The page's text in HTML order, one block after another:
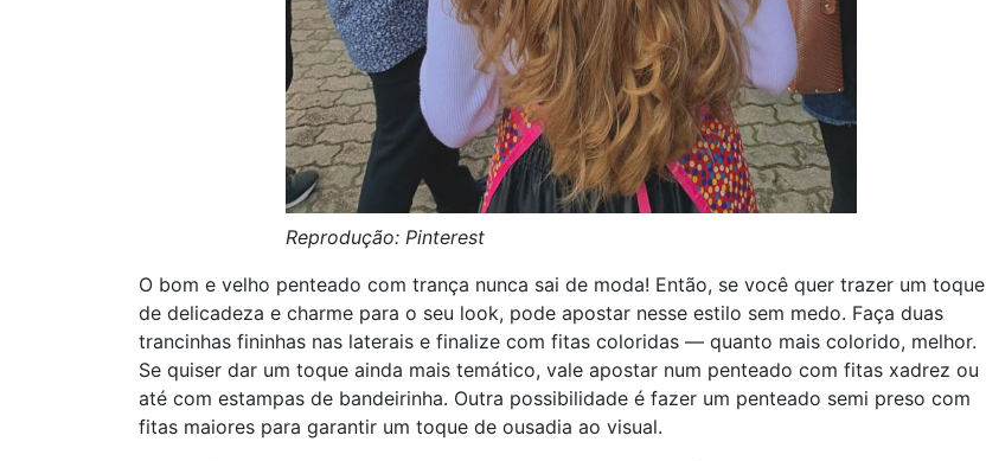
Reprodução: Pinterest
O bom e velho penteado com trança nunca sai de moda! Então, se você quer trazer um toque
de delicadeza e charme para o seu look, pode apostar nesse estilo sem medo. Faça duas
trancinhas fininhas nas laterais e finalize com fitas coloridas — quanto mais colorido, melhor.
Se quiser dar um toque ainda mais temático, vale apostar num penteado com fitas xadrez ou
até com estampas de bandeirinha. Outra possibilidade é fazer um penteado semi preso com
fitas maiores para garantir um toque de ousadia ao visual.